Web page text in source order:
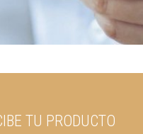
TU PRODUCTO